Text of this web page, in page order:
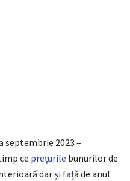
septembrie 2023 –
ce preţurile bunurilor de
dar și față de anul